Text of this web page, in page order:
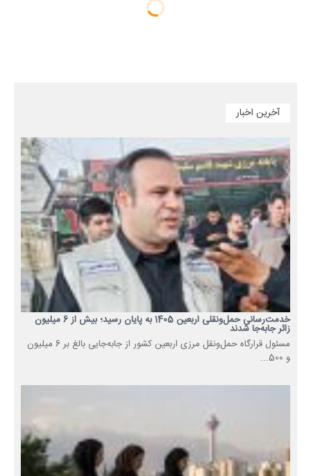
آخرین اخبار
خدمت‌رسانی حمل‌ونقلی اربعین 1405 به پایان رسید؛ بیش از 6 میلیون
زائر جابه‌جا شدند
مسئول قرارگاه حمل‌ونقل مرزی اربعین کشور از جابه‌جایی بالغ بر 6 میلیون
و 500...